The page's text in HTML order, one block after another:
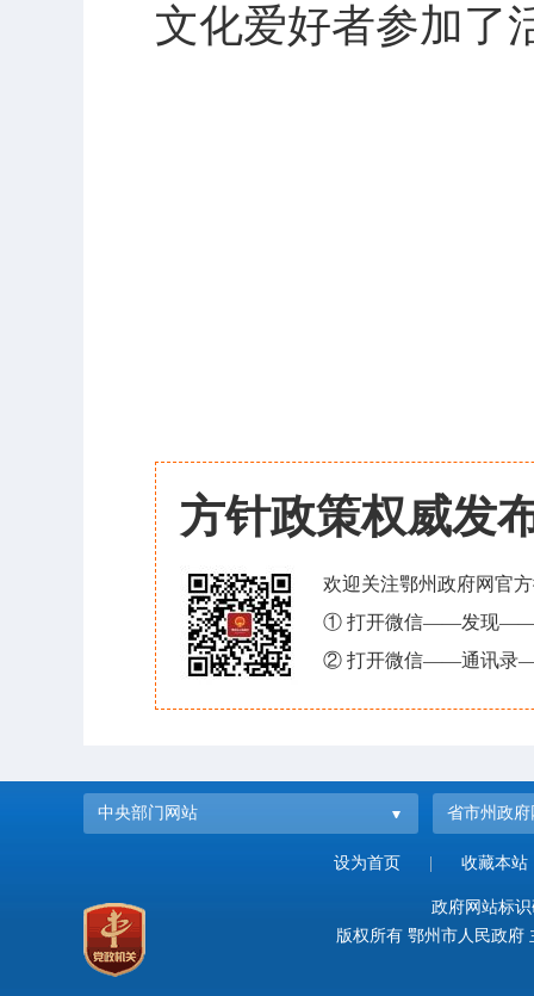
文化爱好者参加了
方针政策权威发
欢迎关注鄂州政府网官
① 打开微信——发现——
② 打开微信——通讯录
中央部门网站 省市州政府
设为首页 收藏本站
政府网站标
版权所有 鄂州市人民政府